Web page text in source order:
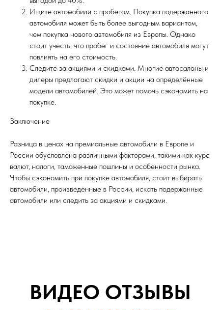
Ищите автомобили с пробегом. Покупка подержанного
автомобиля может быть более выгодным вариантом,
чем покупка нового автомобиля из Европы. Однако
стоит учесть, что пробег и состояние автомобиля могут
повлиять на его стоимость.
Следите за акциями и скидками. Многие автосалоны и
дилеры предлагают скидки и акции на определённые
модели автомобилей. Это может помочь сэкономить на
покупке.
Заключение
Разница в ценах на премиальные автомобили в Европе и
России обусловлена различными факторами, такими как курс
валют, налоги, таможенные пошлины и особенности рынка.
Чтобы сэкономить при покупке автомобиля, стоит выбирать
автомобили, произведённые в России, искать подержанные
автомобили или следить за акциями и скидками.
ЗАКАЗЧИКОВ
Что о нас говорят клиенты. Наши
недавние автомобили (кейсы)